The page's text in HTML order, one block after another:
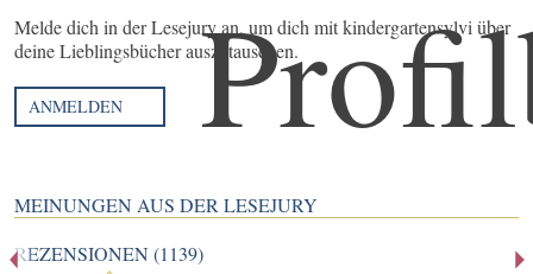
Melde dich in der Lesejury an, um dich mit kindergartensylvi über
deine Lieblingsbücher auszutauschen.
ANMELDEN
MEINUNGEN AUS DER LESEJURY
REZENSIONEN (1139)